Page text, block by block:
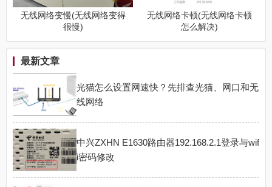
无线网络变慢(无线网络变得
很慢)
无线网络卡顿(无线网络卡顿
怎么解决)
最新文章
光猫怎么设置网速快？先排查光猫、网口和无
线网络
中兴ZXHN E1630路由器192.168.2.1登录与wif
i密码修改